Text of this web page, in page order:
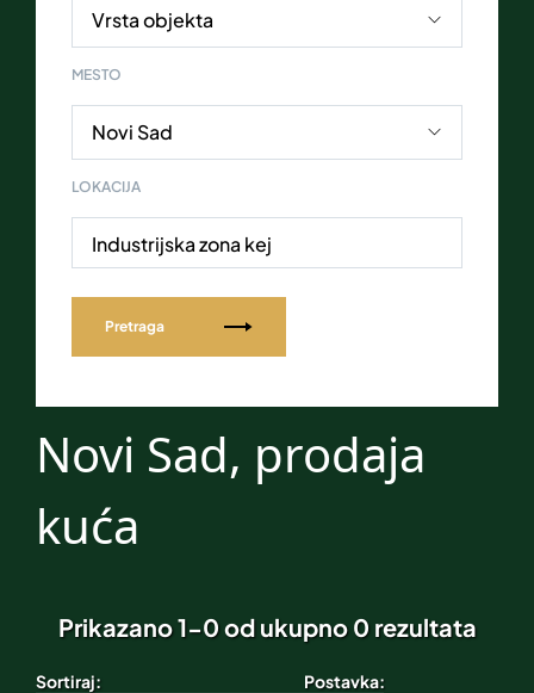
MESTO
LOKACIJA
Industrijska zona kej
Pretraga
Novi Sad, prodaja
kuća
Prikazano 1-0 od ukupno 0 rezultata
Postavka:
Sortiraj: